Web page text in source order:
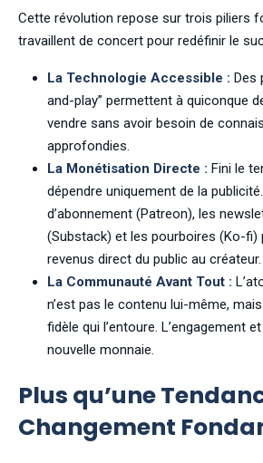
Cette révolution repose sur trois piliers
travaillent de concert pour redéfinir le
La Technologie Accessible : Des
and-play” permettent à quiconque
vendre sans avoir besoin de
approfondies.
La Monétisation Directe : Fini le
dépendre uniquement de la
d’abonnement (Patreon), les
(Substack) et les pourboires (Ko-fi)
revenus direct du public au créateur.
La Communauté Avant Tout :
n’est pas le contenu lui-même,
fidèle qui l’entoure. L’engagement
nouvelle monnaie.
Plus qu’une
Changement